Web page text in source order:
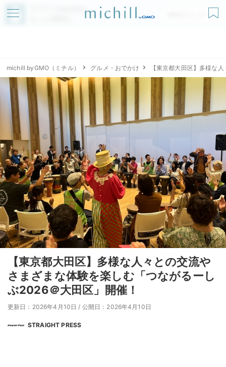
アプリでmichillが
無料ダウンロード
michill byGMO（ミチル） グルメ・おでかけ 【東京都大田区】多様な
【東京都大田区】多様な人々との交流や
さまざまな体験を楽しむ「つながるーし
ぶ2026＠大田区」開催！
更新日：2026年4月10日 / 公開日：2026年4月10日
STRAIGHT PRESS